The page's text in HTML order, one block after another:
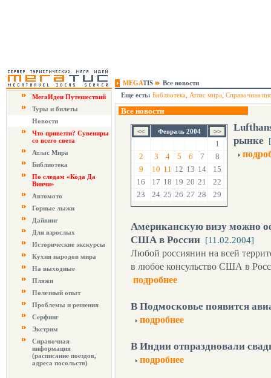
MEGATIS
Все новости
МегаИдеи Путешествий
Туры и билеты
Новости
Что привезти? Сувениры
со всего света
Атлас Мира
Библиотека
По следам «Кода Да
Винчи»
Автомото
Горные лыжи
Дайвинг
Для взрослых
Исторические экскурсы
Кухня народов мира
На выходные
Пляжи
Полезный опыт
Проблемы и решения
Серфинг
Экстрим
Справочная
информация
(расписание поездов,
адреса посольств)
Еще есть: Библиотека Атлас мира Справочная
Все новости
Февраль 2004
1
2
3 4 5 6 7
8
9
10 11 12 13 14
15
16
17 18 19 20 21
22
23
24 25 26 27 28 29
рынке
Американскую визу можно
США в России [11.02.2004]
Любой россиянин на всей
в любое консульство США в
подробнее
В Подмосковье появится
подробнее
В Индии отпраздновали
подробнее